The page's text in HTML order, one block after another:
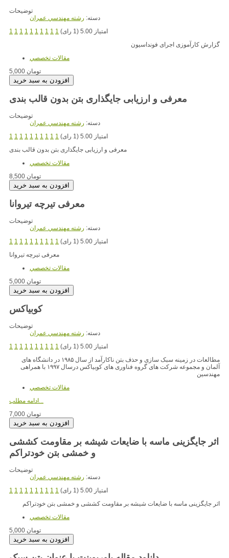
توضیحات
دسته: رشته مهندسي عمران
1 1 1 1 1 1 1 1 1 1
امتیاز 5.00 (1 رای)
گزارش کارآموزی اجرای فونداسیون
مقالات تخصصي
5,000 تومان
معرفی و ارزیابی جایگذاری بتن بدون قالب بندی
توضیحات
دسته: رشته مهندسي عمران
1 1 1 1 1 1 1 1 1 1
امتیاز 5.00 (1 رای)
مقالات تخصصي
8,500 تومان
معرفی تیرچه تیروانا
توضیحات
دسته: رشته مهندسي عمران
1 1 1 1 1 1 1 1 1 1
امتیاز 5.00 (1 رای)
معرفی تیرچه تیروانا
مقالات تخصصي
5,000 تومان
کوبیاکس
توضیحات
دسته: رشته مهندسي عمران
1 1 1 1 1 1 1 1 1 1
امتیاز 5.00 (1 رای)
مطالعات در زمینه سبک سازی و حذف بتن ناکارآمد از سال ۱۹۸۵ در دانشگاه های
آلمان و مجموعه شرکت های گروه فناوری های کوبیاکس درسال ۱۹۹۷ با همراهی
مهندسین
مقالات تخصصي
7,000 تومان
اثر جایگزینی ماسه با ضایعات شیشه بر مقاومت کششی
و خمشی بتن خودتراکم
توضیحات
دسته: رشته مهندسي عمران
1 1 1 1 1 1 1 1 1 1
امتیاز 5.00 (1 رای)
اثر جایگزینی ماسه با ضایعات شیشه بر مقاومت کششی و خمشی بتن خودتراکم
مقالات تخصصي
5,000 تومان